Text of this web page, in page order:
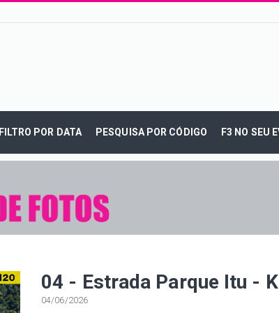
FILTRO POR DATA PESQUISA POR CÓDIGO F3 NO SEU
04 - Estrada Parque Itu -
04/06/2026